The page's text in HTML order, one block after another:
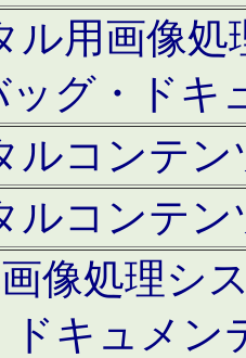
ル用画像
ッグ・ドキ
ルコンテ
ルコンテ
像処理シ
ドキュメン